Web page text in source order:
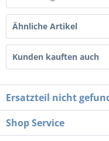
Ähnliche Artikel
Kunden kauften auch
Ersatzteil nicht
Shop Service